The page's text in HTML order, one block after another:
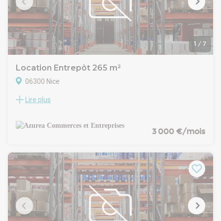
- Préavis : 6 mois
- Fiscalité : Exonéré
- Indice : ILC
- Indexation : Annuelle
- Dépôt de garantie : 3 mois HT/HC
- Loyers et charges : Mensuels et d'avance
1 / 7
Location Entrepôt 265 m²
06300 Nice
A louer en location pure d'une boutique avec entrepôt situé
264,31 m²: boutique au rez-de-chaussée de 49,53 m², et
entrepôt de 214,78 m². Bon état, rideau de fer électrique,
Loyer CC: 3 126,50 Euros/mois
Lire plus
3 000 €/mois